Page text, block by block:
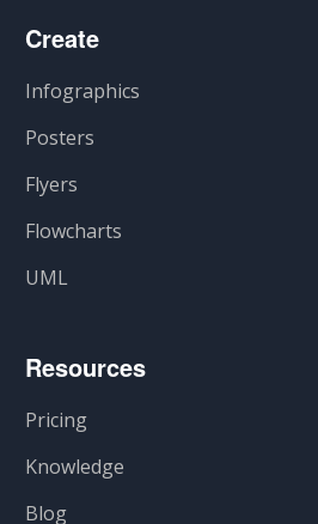
Create
Infographics
Posters
Flyers
Flowcharts
UML
Resources
Pricing
Knowledge
Blog